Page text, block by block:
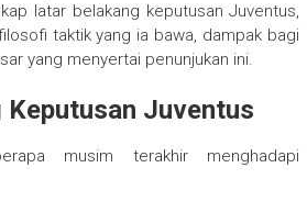
latar belakang keputusan Juventus,
taktik yang ia bawa, dampak bagi
yang menyertai penunjukan ini.
Keputusan Juventus
musim terakhir menghadapi